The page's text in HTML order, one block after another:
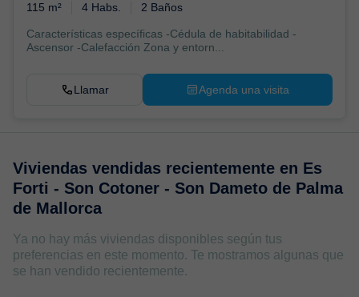
115 m² 4 Habs. 2 Baños
Características específicas -Cédula de habitabilidad -
Ascensor -Calefacción Zona y entorn...
Llamar Agenda una visita
Viviendas vendidas recientemente en Es
Forti - Son Cotoner - Son Dameto de Palma
de Mallorca
Ya no hay más viviendas disponibles según tus
preferencias en este momento. Te mostramos algunas que
se han vendido recientemente.